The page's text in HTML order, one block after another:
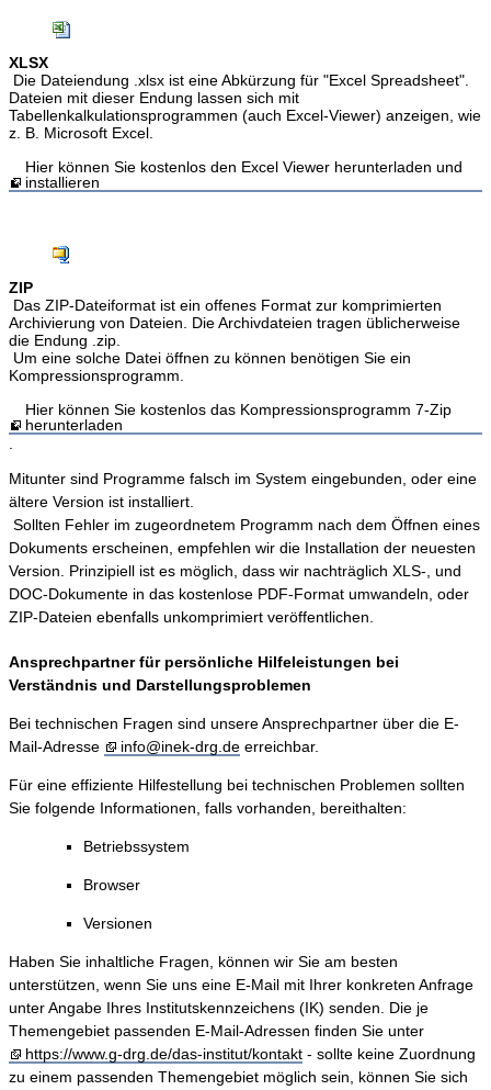
XLSX
Die Dateiendung .xlsx ist eine Abkürzung für "Excel Spreadsheet".
Dateien mit dieser Endung lassen sich mit
Tabellenkalkulationsprogrammen (auch Excel-Viewer) anzeigen, wie
z. B. Microsoft Excel.
Hier können Sie kostenlos den Excel Viewer herunterladen und
installieren
ZIP
Das ZIP-Dateiformat ist ein offenes Format zur komprimierten
Archivierung von Dateien. Die Archivdateien tragen üblicherweise
die Endung .zip.
Um eine solche Datei öffnen zu können benötigen Sie ein
Kompressionsprogramm.
Hier können Sie kostenlos das Kompressionsprogramm 7-Zip
herunterladen
.
Mitunter sind Programme falsch im System eingebunden, oder eine
ältere Version ist installiert.
Sollten Fehler im zugeordnetem Programm nach dem Öffnen eines
Dokuments erscheinen, empfehlen wir die Installation der neuesten
Version. Prinzipiell ist es möglich, dass wir nachträglich XLS-, und
DOC-Dokumente in das kostenlose PDF-Format umwandeln, oder
ZIP-Dateien ebenfalls unkomprimiert veröffentlichen.
Ansprechpartner für persönliche Hilfeleistungen bei
Verständnis und Darstellungsproblemen
Bei technischen Fragen sind unsere Ansprechpartner über die E-
Mail-Adresse
info@inek-drg.de erreichbar.
Für eine effiziente Hilfestellung bei technischen Problemen sollten
Sie folgende Informationen, falls vorhanden, bereithalten:
Betriebssystem
Browser
Versionen
Haben Sie inhaltliche Fragen, können wir Sie am besten
unterstützen, wenn Sie uns eine E-Mail mit Ihrer konkreten Anfrage
unter Angabe Ihres Institutskennzeichens (IK) senden. Die je
Themengebiet passenden E-Mail-Adressen finden Sie unter
https://www.g-drg.de/das-institut/kontakt - sollte keine Zuordnung
zu einem passenden Themengebiet möglich sein, können Sie sich